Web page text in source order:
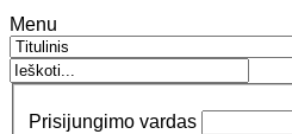
Menu
Prisijungimo vardas